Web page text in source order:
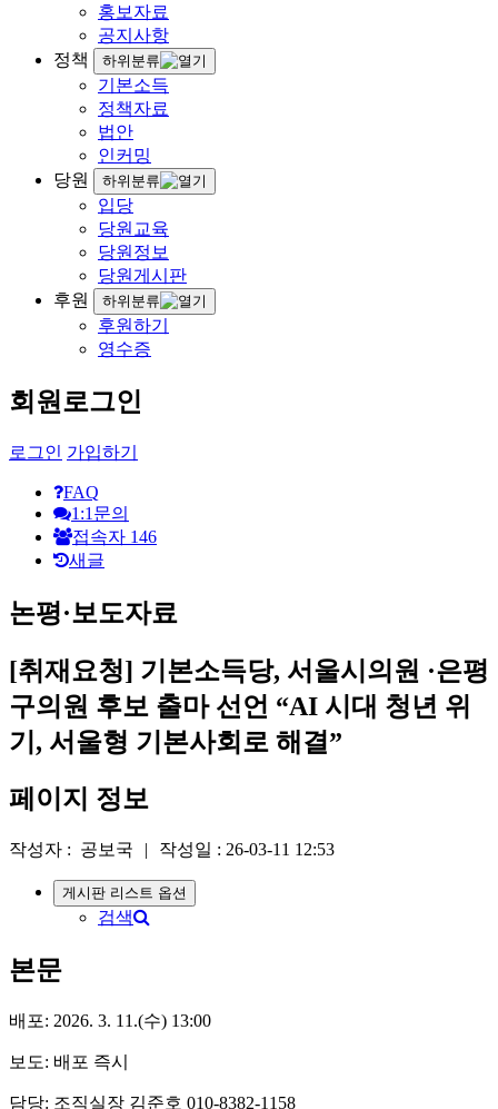
홍보자료
공지사항
정책
하위분류
기본소득
정책자료
법안
인커밍
당원
하위분류
입당
당원교육
당원정보
당원게시판
후원
하위분류
후원하기
영수증
회원로그인
로그인 가입하기
FAQ
1:1문의
접속자 146
새글
논평·보도자료
[취재요청] 기본소득당, 서울시의원 ·은평
구의원 후보 출마 선언 “AI 시대 청년 위
기, 서울형 기본사회로 해결”
페이지 정보
작성자 : 공보국 | 작성일 : 26-03-11 12:53
게시판 리스트 옵션
검색
본문
배포: 2026. 3. 11.(수) 13:00
보도: 배포 즉시
담당: 조직실장 김준호 010-8382-1158